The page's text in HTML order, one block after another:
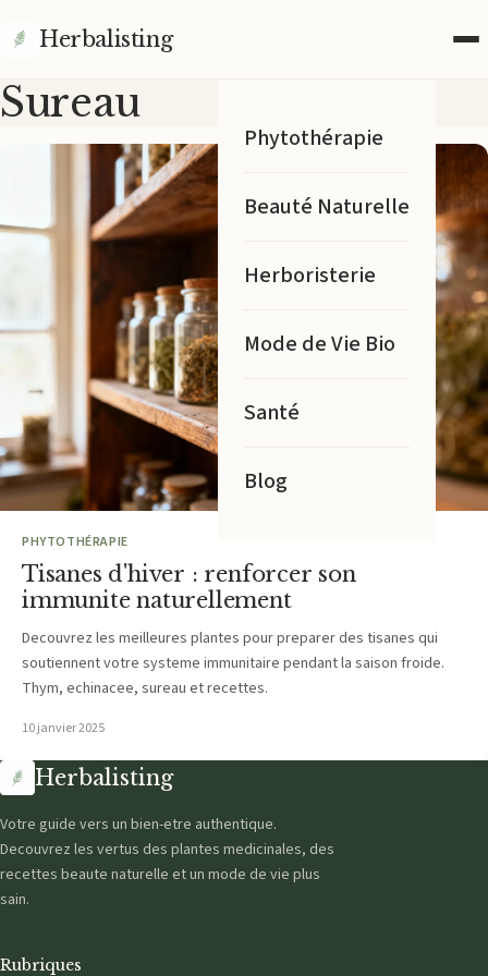
Herbalisting
Phytothérapie
Beauté Naturelle
Herboristerie
Mode de Vie Bio
Santé
Blog
Sureau
PHYTOTHÉRAPIE
Tisanes d'hiver : renforcer son
immunite naturellement
Decouvrez les meilleures plantes pour preparer des tisanes qui
soutiennent votre systeme immunitaire pendant la saison froide.
Thym, echinacee, sureau et recettes.
10 janvier 2025
Herbalisting
Votre guide vers un bien-etre authentique.
Decouvrez les vertus des plantes medicinales, des
recettes beaute naturelle et un mode de vie plus
sain.
Rubriques